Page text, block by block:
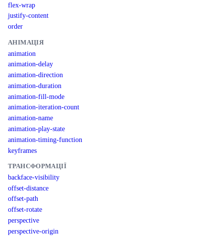
flex-wrap
justify-content
order
АНІМАЦІЯ
animation
animation-delay
animation-direction
animation-duration
animation-fill-mode
animation-iteration-count
animation-name
animation-play-state
animation-timing-function
keyframes
ТРАНСФОРМАЦІЇ
backface-visibility
offset-distance
offset-path
offset-rotate
perspective
perspective-origin